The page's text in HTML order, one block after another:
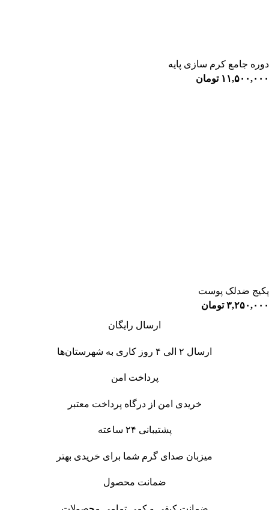
دوره جامع کرم‌ سازی پایه
۱۱,۵۰۰,۰۰۰ تومان
پکیج ضدلک پوست
۳,۲۵۰,۰۰۰ تومان
ارسال رایگان
ارسال ۲ الی ۴ روز کاری به شهرستان‌ها
پرداخت امن
خریدی امن از درگاه پرداخت معتبر
پشتیبانی ۲۴ ساعته
میزبان صدای گرم شما برای خریدی بهتر
ضمانت محصول